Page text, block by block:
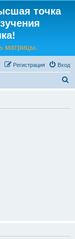
точка
матрицы.
Вход
Регистрация